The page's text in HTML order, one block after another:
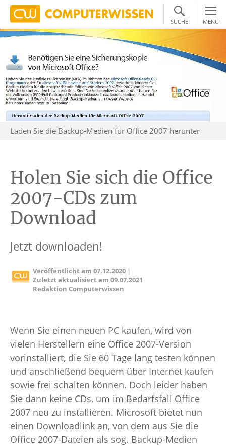
SUCHE MENÜ
Laden Sie die Backup-Medien für Office 2007 herunter
Holen Sie sich die Office
2007-CDs zum
Download
Jetzt downloaden!
Veröffentlicht am07.12.2020 |
Zuletzt aktualisiert am09.07.2021
Redaktion Computerwissen
Wenn Sie einen neuen PC kaufen, wird von
vielen Herstellern eine Office 2007-Version
vorinstalliert, die Sie 60 Tage lang testen können
und anschließend bequem über Internet kaufen
sowie frei schalten können. Doch leider haben
Sie dann keine CDs, um im Bedarfsfall Office
2007 neu zu installieren. Microsoft bietet nun
einen Downloadlink an, von dem aus Sie die
Office 2007-Dateien als sog. Backup-Medien